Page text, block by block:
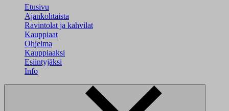
Etusivu
Ajankohtaista
Ravintolat ja kahvilat
Kauppiaat
Ohjelma
Kauppiaaksi
Esiintyjäksi
Info